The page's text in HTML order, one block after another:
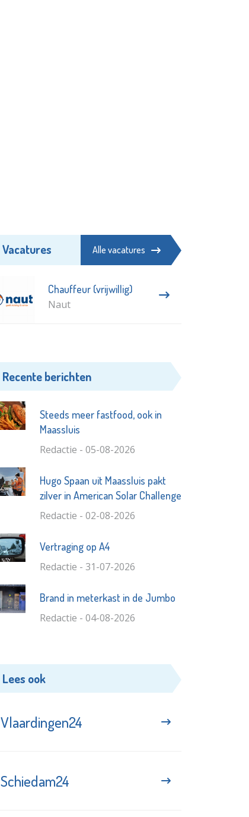
Vacatures Alle vacatures
Chauffeur (vrijwillig)
Naut
Recente berichten
Steeds meer fastfood, ook in
Maassluis
Redactie - 05-08-2026
Hugo Spaan uit Maassluis pakt
zilver in American Solar Challenge
Redactie - 02-08-2026
Vertraging op A4
Redactie - 31-07-2026
Brand in meterkast in de Jumbo
Redactie - 04-08-2026
Lees ook
Vlaardingen24
Schiedam24